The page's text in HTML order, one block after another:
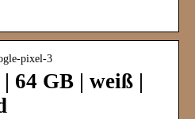
pixel-3
64 GB | weiß |